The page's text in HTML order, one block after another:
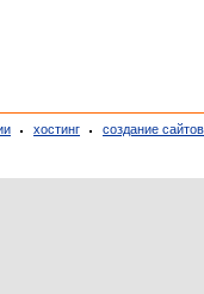
хостинг создание сайтов